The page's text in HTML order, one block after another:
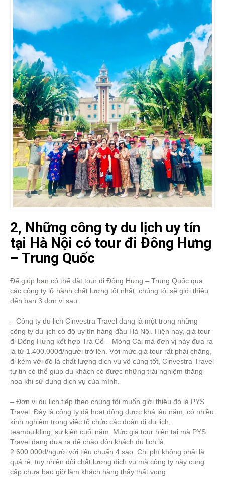
2, Những công ty du lịch uy tín
tại Hà Nội có tour đi Đông Hưng
– Trung Quốc
Để giúp bạn có thể đặt tour đi Đông Hưng – Trung Quốc qua
các công ty lữ hành chất lượng tốt nhất, chúng tôi sẽ giới thiệu
đến bạn 3 đơn vị sau.
– Công ty du lịch Cinvestra Travel đang là một trong những
công ty du lịch có độ uy tín hàng đầu Hà Nội. Hiện nay, giá tour
đi Đông Hưng kết hợp Trà Cổ – Móng Cái mà đơn vị này đưa ra
là từ 1.400.000đ/người trở lên. Với mức giá tour rất phải chăng,
đi kèm với đó là chất lượng dịch vụ vô cùng tốt, Cinvestra Travel
tự tin có thể giúp du khách có được những trải nghiệm thăng
hoa khi sử dụng dịch vụ của mình.
– Đơn vị du lịch tiếp theo chúng tôi muốn giới thiệu đó là PYS
Travel. Đây là công ty đã hoạt động được khá lâu năm, có nhiều
kinh nghiệm trong việc tổ chức các đoàn đi du lịch,
teambuilding, sự kiện cuối năm. Mức giá tour hiện tại mà PYS
Travel đang đưa ra để chào đón khách du lịch là
2.600.000đ/người với tiêu chuẩn 4 sao. Chi phí không phải là
quá rẻ, tuy nhiên đôi chất lượng dịch vụ mà công ty này cung
cấp chưa bao giờ làm khách hàng thấy thất vọng.